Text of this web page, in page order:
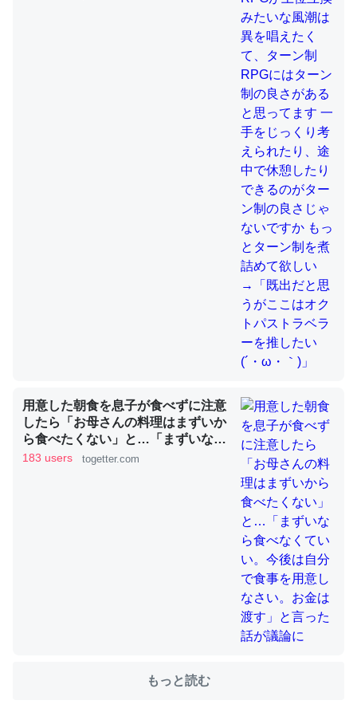
これを元に考えるとカルシウムを大量に使う脊椎動物と貝
類は苦労してるんだな…。腹足類だと殻を無くしてナメク
ウチもEchoを実家に置いて４年。でたまに覗いてる。ぼ
ちぼちRingも置こうかと画策中。あと、Googleマップで
位置情報を共有してる。電池残量や充電中かが分かるので
─たまにLINEするくらいだった遠方の父67歳と僕。ITツール導入で
コミュニケーションが劇的に変化した｜tayorini by LIFULL介護
ちょうど同じ理由でEcho Show 8を設定中でした。Prime
とかSpotifyを支払う孝行もできる。一生で親と会える残
り時間を日数にすると1週間とかの人が多いそうだけど、
それを実質100倍以上に伸ばす効果があるはず……
─たまにLINEするくらいだった遠方の父67歳と僕。ITツール導入で
コミュニケーションが劇的に変化した｜tayorini by LIFULL介護
回線代ほとんどかからないですよ。参考：
用意した朝食を息子が食べずに注意
したら「お母さんの料理はまずいか
ら食べたくない」と…「まずいなら
食べなくていい。今後は自分で食事
183 users togetter.com
もっと読む